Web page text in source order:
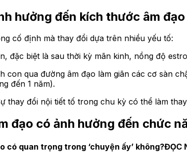
hưởng đến kích thước âm đạo
cố định mà thay đổi dựa trên nhiều yếu tố:
đặc biệt là sau thời kỳ mãn kinh, nồng độ
con qua đường âm đạo làm giãn các cơ sàn
đến 1 năm).
thay đổi nội tiết tố trong chu kỳ có thể làm
đạo có ảnh hưởng đến chức
có quan trọng trong ‘chuyện ấy’ không?ĐỌC